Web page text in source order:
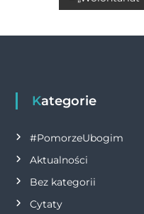
k
i
a
c
j
a
Kategorie
#PomorzeUbogim
Aktualności
Bez kategorii
Cytaty